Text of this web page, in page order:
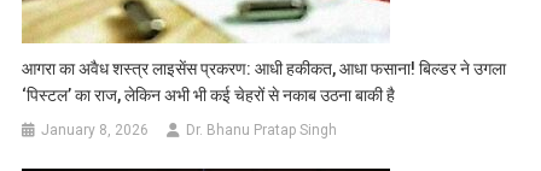
आगरा का अवैध शस्त्र लाइसेंस प्रकरण: आधी हकीकत, आधा फसाना! बिल्डर ने उगला
‘पिस्टल’ का राज, लेकिन अभी भी कई चेहरों से नकाब उठना बाकी है
January 8, 2026 Dr. Bhanu Pratap Singh